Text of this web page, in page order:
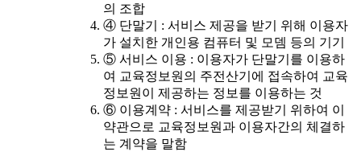
의 조합
④ 단말기 : 서비스 제공을 받기 위해 이용자
가 설치한 개인용 컴퓨터 및 모뎀 등의 기기
⑤ 서비스 이용 : 이용자가 단말기를 이용하
여 교육정보원의 주전산기에 접속하여 교육
정보원이 제공하는 정보를 이용하는 것
⑥ 이용계약 : 서비스를 제공받기 위하여 이
약관으로 교육정보원과 이용자간의 체결하
는 계약을 말함